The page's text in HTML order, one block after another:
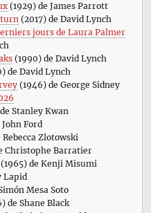
(1929) de James Parrott
(2017) de David Lynch
jours de Laura Palmer
(1990) de David Lynch
de David Lynch
(1946) de George Sidney
Stanley Kwan
John Ford
Rebecca Zlotowski
Christophe Barratier
(1965) de Kenji Misumi
Lapid
Mesa Soto
de Shane Black